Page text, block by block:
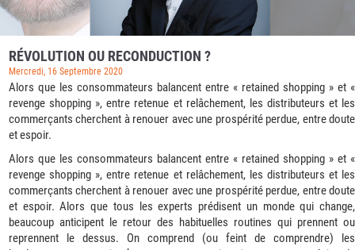
RÉVOLUTION OU RECONDUCTION ?
Mercredi, 16 Septembre 2020
Alors que les consommateurs balancent entre « retained shopping » et «
revenge shopping », entre retenue et relâchement, les distributeurs et les
commerçants cherchent à renouer avec une prospérité perdue, entre doute
et espoir.
Alors que les consommateurs balancent entre « retained shopping » et «
revenge shopping », entre retenue et relâchement, les distributeurs et les
commerçants cherchent à renouer avec une prospérité perdue, entre doute
et espoir. Alors que tous les experts prédisent un monde qui change,
beaucoup anticipent le retour des habituelles routines qui prennent ou
reprennent le dessus. On comprend (ou feint de comprendre) les